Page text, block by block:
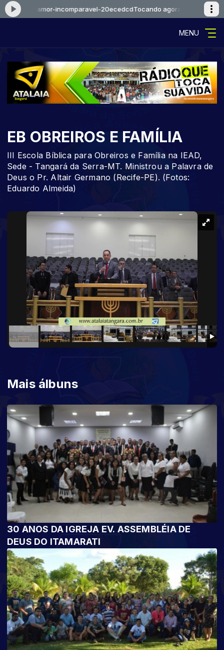
amor-incomparavel-20ecedcdTocando agora: falcaoejosue-
MENU
EB OBREIROS E FAMÍLIA
III Escola Bíblica para Obreiros e Família na IEAD,
Sede - Tangará da Serra-MT. Ministrou a Palavra de
Deus o Pr. Altair Germano (Recife-PE). (Fotos:
Eduardo Almeida)
Mais álbuns
30 ANOS DA IGREJA EV. ASSEMBLÉIA DE
DEUS DO ITAMARATI